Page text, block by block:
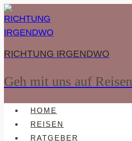
Zum
Inhalt
springen
RICHTUNG IRGENDWO
Geh mit uns auf Reisen
HOME
REISEN
RATGEBER